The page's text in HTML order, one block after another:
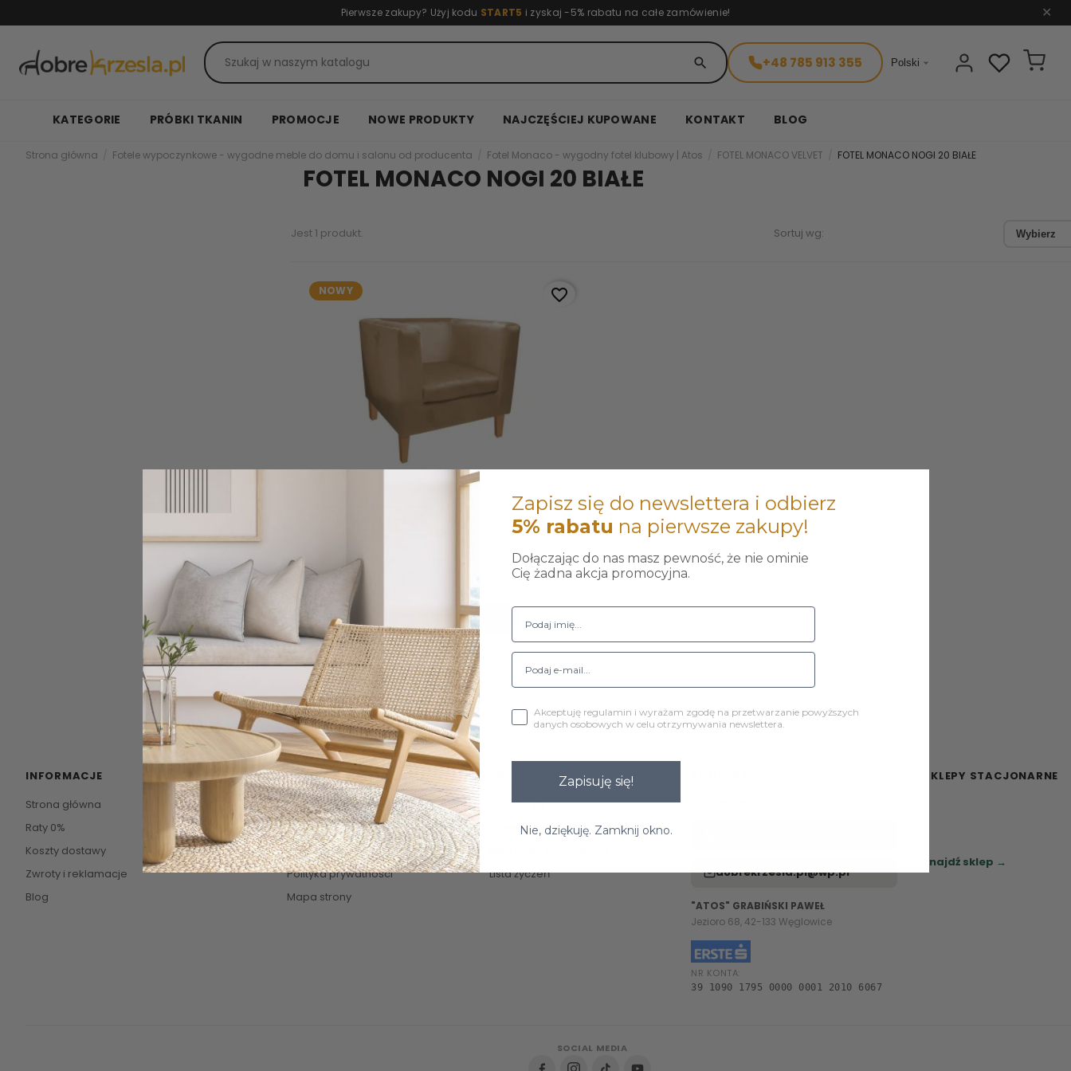
Pierwsze zakupy? Użyj kodu START5 i zyskaj -5% rabatu na całe zamówienie! ✕
search +48 785 913 355 Polski 
KATEGORIE PRÓBKI TKANIN PROMOCJE NOWE PRODUKTY NAJCZĘŚCIEJ KUPOWANE KONTAKT BLOG
Strona główna Fotele wypoczynkowe - wygodne meble do domu i salonu od producenta Fotel Monaco - wygodny fotel klubowy | Atos FOTEL MONACO VELVET FOTEL MONACO NOGI 20 BIAŁE
FOTEL MONACO NOGI 20 BIAŁE
Jest 1 produkt. Sortuj wg: Wybierz
Fotel Monaco tkanina Welur
411,00 zł
Do koszyka
NOWY favorite_border
Pokazano 1-1 z 1 pozycji
INFORMACJE
Strona główna
Raty 0%
Koszty dostawy
Zwroty i reklamacje
Blog
POMOC
Kontakt
O firmie
Regulamin
Polityka prywatności
Mapa strony
TWOJE KONTO
Zaloguj się
Zarejestruj się
Lista życzeń
dobrekrzesla.pl@wp.pl
"ATOS" GRABIŃSKI PAWEŁ
Jezioro 68, 42-133 Węglowice
NR KONTA:
39 1090 1795 0000 0001 2010 6067
SKLEPY STACJONARNE
Znajdź sklep →
SOCIAL MEDIA
Zapisz się do newslettera i odbierz
5% rabatu na pierwsze zakupy!
Dołączając do nas masz pewność, że nie ominie
Cię żadna akcja promocyjna.
Akceptuję regulamin i wyrażam zgodę na przetwarzanie powyższych
danych osobowych w celu otrzymywania newslettera.
Zapisuję się!
Nie, dziękuję. Zamknij okno.